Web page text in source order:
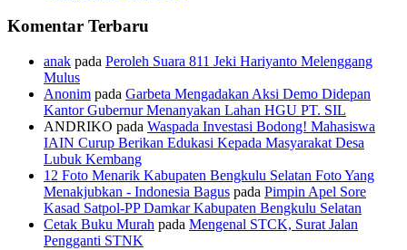
Komentar Terbaru
anak pada Peroleh Suara 811 Jeki Hariyanto Melenggang
Mulus
Anonim pada Garbeta Mengadakan Aksi Demo Didepan
Kantor Gubernur Menanyakan Lahan HGU PT. SIL
ANDRIKO pada Waspada Investasi Bodong! Mahasiswa
IAIN Curup Berikan Edukasi Kepada Masyarakat Desa
Lubuk Kembang
12 Foto Menarik Kabupaten Bengkulu Selatan Foto Yang
Menakjubkan - Indonesia Bagus pada Pimpin Apel Sore
Kasad Satpol-PP Damkar Kabupaten Bengkulu Selatan
Cetak Buku Murah pada Mengenal STCK, Surat Jalan
Pengganti STNK